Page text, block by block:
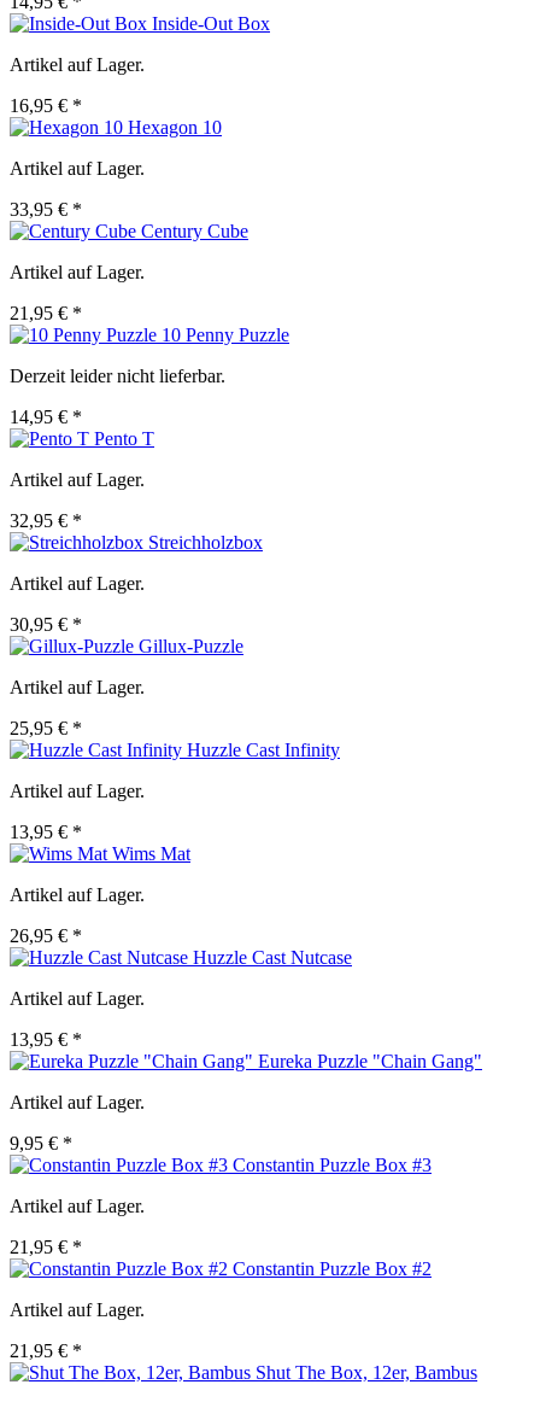
Inside-Out Box
Artikel auf Lager.
16,95 € *
Hexagon 10
Artikel auf Lager.
33,95 € *
Century Cube
Artikel auf Lager.
21,95 € *
10 Penny Puzzle
Derzeit leider nicht lieferbar.
14,95 € *
Pento T
Artikel auf Lager.
32,95 € *
Streichholzbox
Artikel auf Lager.
30,95 € *
Gillux-Puzzle
Artikel auf Lager.
25,95 € *
Huzzle Cast Infinity
Artikel auf Lager.
13,95 € *
Wims Mat
Artikel auf Lager.
26,95 € *
Huzzle Cast Nutcase
Artikel auf Lager.
13,95 € *
Eureka Puzzle "Chain Gang"
Artikel auf Lager.
9,95 € *
Constantin Puzzle Box #3
Artikel auf Lager.
21,95 € *
Constantin Puzzle Box #2
Artikel auf Lager.
21,95 € *
Shut The Box, 12er, Bambus